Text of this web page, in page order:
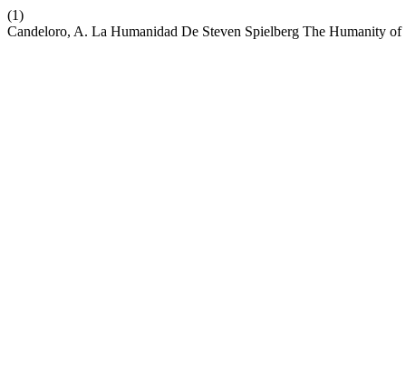
(1)
Candeloro, A. La Humanidad De Steven Spielberg The Humanity